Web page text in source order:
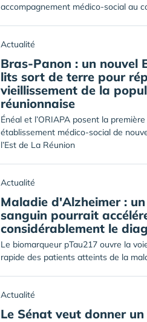
accompagnement médico-social au
Actualité
Bras-Panon : un nouvel
lits sort de terre pour
vieillissement de la
réunionnaise
Énéal et l’ORIAPA posent la première
établissement médico-social de
l’Est de La Réunion
Actualité
Maladie d'Alzheimer :
sanguin pourrait
considérablement le
Le biomarqueur pTau217 ouvre la
rapide des patients atteints de la
Actualité
Le Sénat veut donner